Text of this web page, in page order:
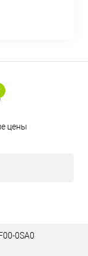
цены
0SA0